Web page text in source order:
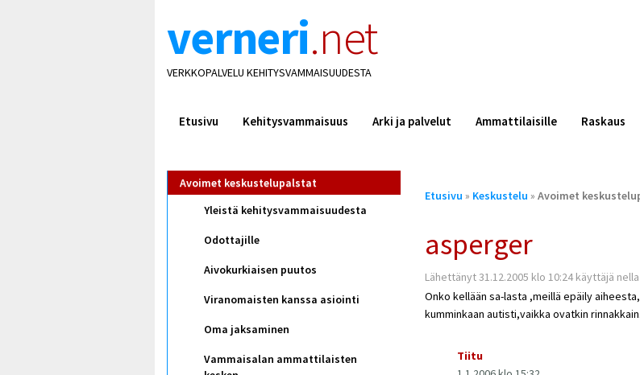
verneri.net
VERKKOPALVELU KEHITYSVAMMAISUUDESTA
Etusivu Kehitysvammaisuus Arki ja palvelut Ammattilaisille Raskaus
Avoimet keskustelupalstat
Yleistä kehitysvammaisuudesta
Odottajille
Aivokurkiaisen puutos
Viranomaisten kanssa asiointi
Oma jaksaminen
Vammaisalan ammattilaisten
Olet
Etusivu » Keskustelu » Avoimet
asperger
Lähettänyt 31.12.2005 klo 10:24 käyttäjä nella
Onko kellään sa-lasta ,meillä epäily
kumminkaan autisti,vaikka ovatkin
Tiitu